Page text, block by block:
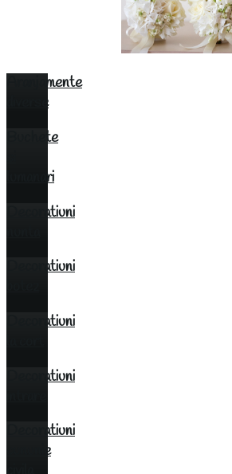
Aranjamente
diverse
Buchete
lumanari
Decoratiuni
Decoratiuni
Decoratiuni
Decoratiuni
Decoratiuni
cununie